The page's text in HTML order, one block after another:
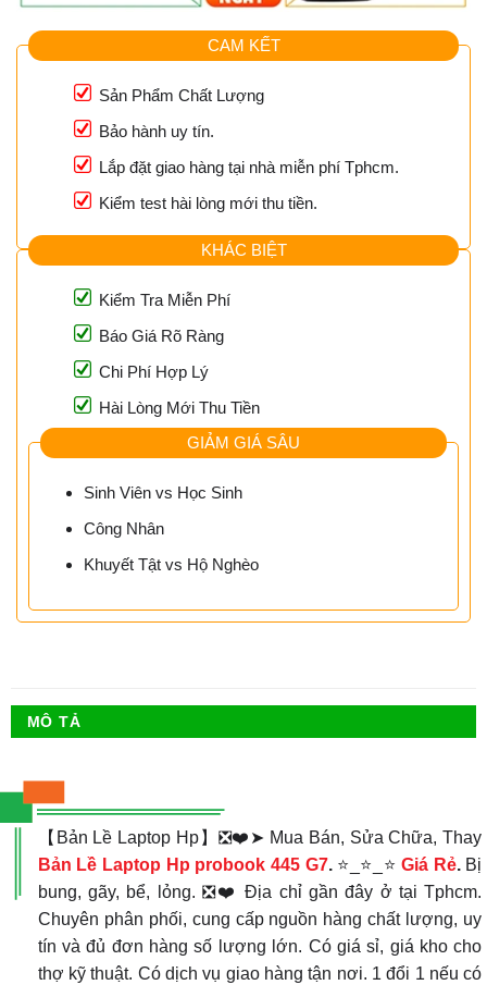
CAM KẾT
Sản Phẩm Chất Lượng
Bảo hành uy tín.
Lắp đặt giao hàng tại nhà miễn phí Tphcm.
Kiểm test hài lòng mới thu tiền.
KHÁC BIỆT
Kiểm Tra Miễn Phí
Báo Giá Rõ Ràng
Chi Phí Hợp Lý
Hài Lòng Mới Thu Tiền
GIẢM GIÁ SÂU
Sinh Viên vs Học Sinh
Công Nhân
Khuyết Tật vs Hộ Nghèo
MÔ TẢ
【Bản Lề Laptop Hp】❎❤️➤ Mua Bán, Sửa Chữa, Thay
Bản Lề Laptop Hp probook 445 G7.⭐_⭐_⭐ Giá Rẻ. Bị
bung, gãy, bể, lỏng. ❎❤️ Địa chỉ gần đây ở tại Tphcm.
Chuyên phân phối, cung cấp nguồn hàng chất lượng, uy
tín và đủ đơn hàng số lượng lớn. Có giá sỉ, giá kho cho
thợ kỹ thuật. Có dịch vụ giao hàng tận nơi. 1 đổi 1 nếu có